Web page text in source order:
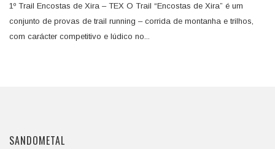
1º Trail Encostas de Xira – TEX O Trail “Encostas de Xira” é um
conjunto de provas de trail running – corrida de montanha e trilhos,
com carácter competitivo e lúdico no...
SANDOMETAL